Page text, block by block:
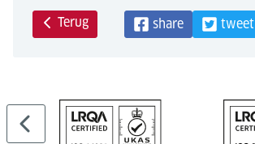
Terug share tweet